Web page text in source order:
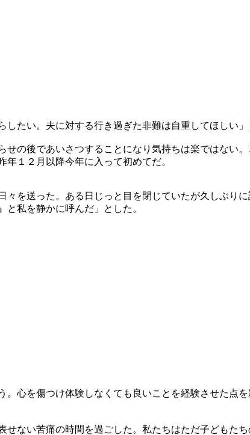
たい。夫に対する行き過ぎた非難は自重してほしい」
の後であいさつすることになり気持ちは楽ではない
１２月以降今年に入って初めてだ。
を送った。ある日じっと目を閉じていたが久しぶり
私を静かに呼んだ」とした。
心を傷つけ体験しなくても良いことを経験させた点
ない苦痛の時間を過ごした。私たちはただ子どもた